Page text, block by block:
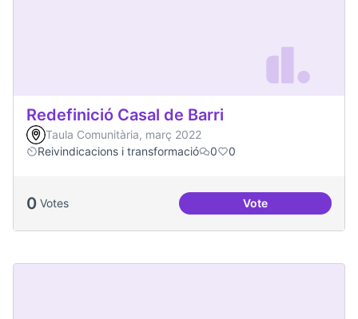
Redefinició Casal de Barri
Taula Comunitària, març 2022
Reivindicacions i transformació
0 0
0 Votes VoteRedefinició Casal